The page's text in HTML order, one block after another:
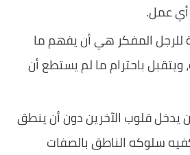
عمل.
المفكر هي أن يفهم ما
باحترام ما لم يستطع أن
يدخل قلوب الآخرين دون أن ينطق
سلوكه الناطق بالصفات